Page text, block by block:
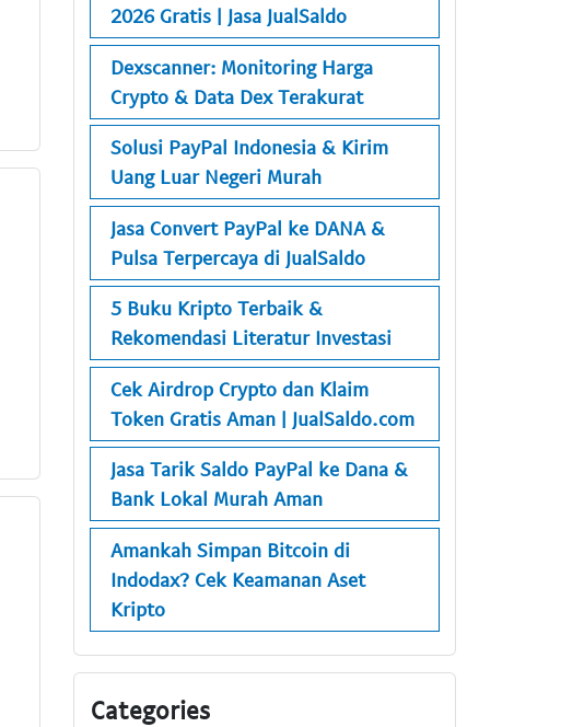
2026 Gratis | Jasa JualSaldo
Dexscanner: Monitoring Harga
Crypto & Data Dex Terakurat
Solusi PayPal Indonesia & Kirim
Uang Luar Negeri Murah
Jasa Convert PayPal ke DANA &
Pulsa Terpercaya di JualSaldo
5 Buku Kripto Terbaik &
Rekomendasi Literatur Investasi
Cek Airdrop Crypto dan Klaim
Token Gratis Aman | JualSaldo.com
Jasa Tarik Saldo PayPal ke Dana &
Bank Lokal Murah Aman
Amankah Simpan Bitcoin di
Indodax? Cek Keamanan Aset
Kripto
Categories